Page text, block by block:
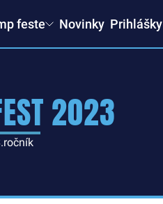
feste Novinky Prihlášky
2023